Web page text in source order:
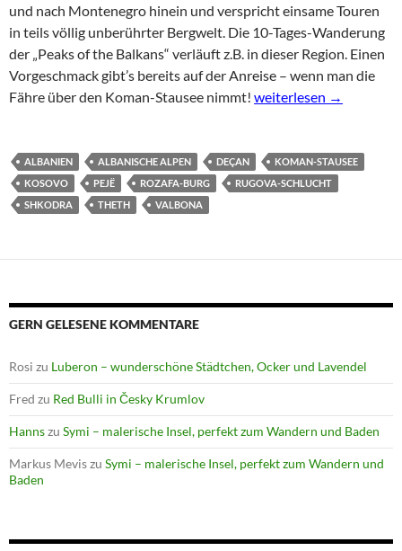
und nach Montenegro hinein und verspricht einsame Touren
in teils völlig unberührter Bergwelt. Die 10-Tages-Wanderung
der „Peaks of the Balkans“ verläuft z.B. in dieser Region. Einen
Vorgeschmack gibt’s bereits auf der Anreise – wenn man die
Fähre über den Koman-Stausee nimmt! Abenteuer Albanische
weiterlesen →
ALBANIEN ALBANISCHE ALPEN DEÇAN
KOMAN-STAUSEE
KOSOVO
PEJË ROZAFA-BURG
RUGOVA-SCHLUCHT
SHKODRA
THETH VALBONA
GERN GELESENE KOMMENTARE
Rosi zu Luberon – wunderschöne Städtchen, Ocker und Lavendel
Fred zu Red Bulli in Česky Krumlov
Hannszu Symi – malerische Insel, perfekt zum Wandern und Baden
Markus Meviszu Symi – malerische Insel, perfekt zum Wandern und
Baden